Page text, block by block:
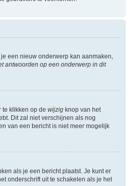
een nieuw onderwerp kan aanmaken,
antwoorden op een onderwerp in dit
te klikken op de wijzig knop van het
Dit zal niet verschijnen als nog
van een bericht is niet meer mogelijk
als je een bericht plaatst. Je kunt er
onderschrift uit te schakelen als je het